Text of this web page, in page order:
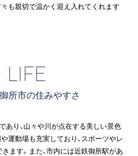
も親切で温かく迎え入れてくれます
LIFE
所市の住みやすさ
あり、山々や川が点在する美しい景色
運動場も充実しており、スポーツやレ
ます。また、市内には近鉄御所駅があ